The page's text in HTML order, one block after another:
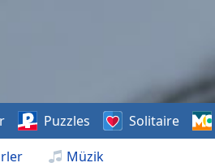
Müzik
Puzzles Solitaire